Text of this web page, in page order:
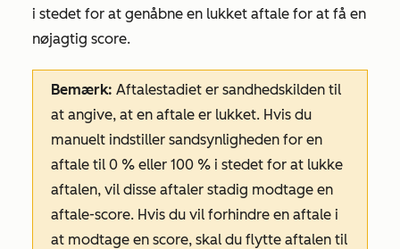
i stedet for at genåbne en lukket aftale for at få en
nøjagtig score.
Bemærk: Aftalestadiet er sandhedskilden til
at angive, at en aftale er lukket. Hvis du
manuelt indstiller sandsynligheden for en
aftale til 0 % eller 100 % i stedet for at lukke
aftalen, vil disse aftaler stadig modtage en
aftale-score. Hvis du vil forhindre en aftale i
at modtage en score, skal du flytte aftalen til